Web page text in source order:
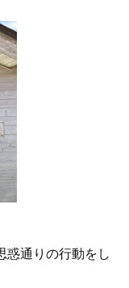
惑通りの行動をし